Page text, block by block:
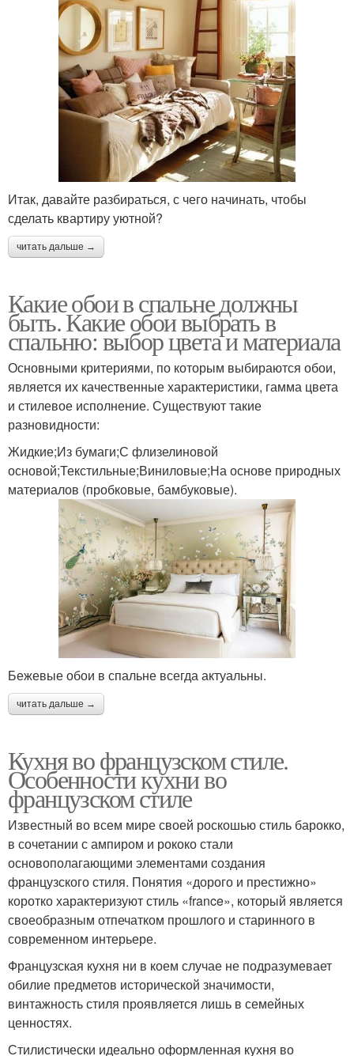
Итак, давайте разбираться, с чего начинать, чтобы
сделать квартиру уютной?
читать дальше →
Какие обои в спальне должны
быть. Какие обои выбрать в
спальню: выбор цвета и материала
Основными критериями, по которым выбираются обои,
является их качественные характеристики, гамма цвета
и стилевое исполнение. Существуют такие
разновидности:
Жидкие;Из бумаги;С флизелиновой
основой;Текстильные;Виниловые;На основе природных
материалов (пробковые, бамбуковые).
Бежевые обои в спальне всегда актуальны.
читать дальше →
Кухня во французском стиле.
Особенности кухни во
французском стиле
Известный во всем мире своей роскошью стиль барокко,
в сочетании с ампиром и рококо стали
основополагающими элементами создания
французского стиля. Понятия «дорого и престижно»
коротко характеризуют стиль «france», который является
своеобразным отпечатком прошлого и старинного в
современном интерьере.
Французская кухня ни в коем случае не подразумевает
обилие предметов исторической значимости,
винтажность стиля проявляется лишь в семейных
ценностях.
Стилистически идеально оформленная кухня во